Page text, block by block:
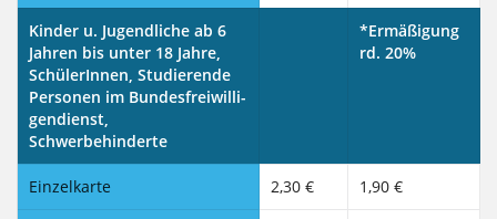
Kinder u. Jugendliche ab 6
Jahren bis unter 18 Jahre,
SchülerInnen, Studierende
Personen im Bundes­frei­wil­li­
gen­dienst,
Schwer­behinderte
*Ermäßigung
rd. 20%
Einzelkarte 2,30 € 1,90 €